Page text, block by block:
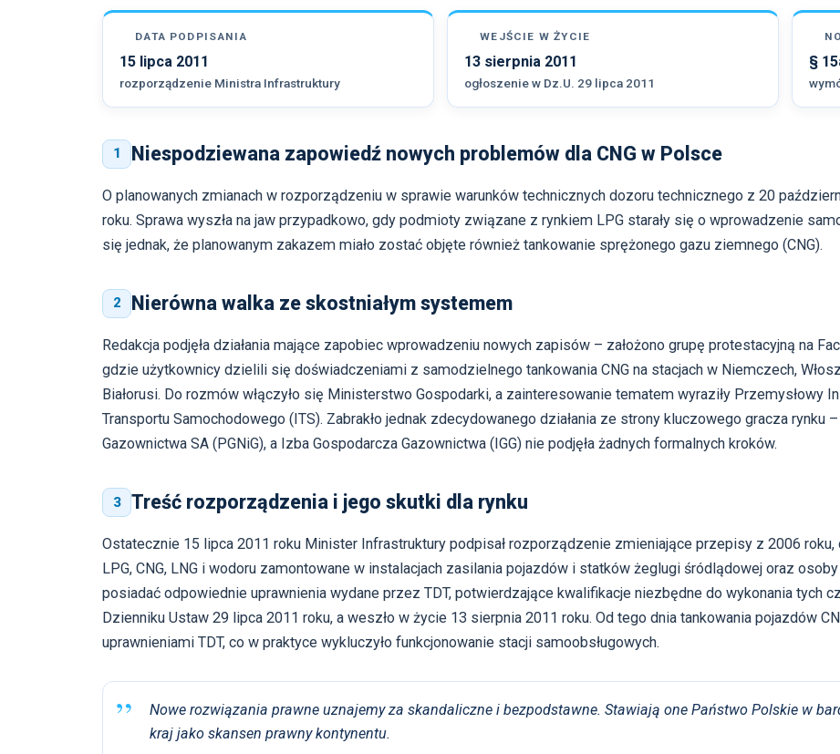
DATA PODPISANIA
15 lipca 2011
rozporządzenie Ministra Infrastruktury
WEJŚCIE W ŻYCIE
13 sierpnia 2011
ogłoszenie w Dz.U. 29 lipca 2011
§
1 Niespodziewana zapowiedź nowych problemów dla CNG w Polsce
O planowanych zmianach w rozporządzeniu w sprawie warunków technicznych dozoru technicznego z 20
roku. Sprawa wyszła na jaw przypadkowo, gdy podmioty związane z rynkiem LPG starały się o wprowadzenie
się jednak, że planowanym zakazem miało zostać objęte również tankowanie sprężonego gazu ziemnego (CNG).
2 Nierówna walka ze skostniałym systemem
Redakcja podjęła działania mające zapobiec wprowadzeniu nowych zapisów – założono grupę protestacyjną na
gdzie użytkownicy dzielili się doświadczeniami z samodzielnego tankowania CNG na stacjach w Niemczech,
Białorusi. Do rozmów włączyło się Ministerstwo Gospodarki, a zainteresowanie tematem wyraziły Przemysłowy
Transportu Samochodowego (ITS). Zabrakło jednak zdecydowanego działania ze strony kluczowego gracza rynku
Gazownictwa SA (PGNiG), a Izba Gospodarcza Gazownictwa (IGG) nie podjęła żadnych formalnych kroków.
3 Treść rozporządzenia i jego skutki dla rynku
Ostatecznie 15 lipca 2011 roku Minister Infrastruktury podpisał rozporządzenie zmieniające przepisy z 2006 roku,
LPG, CNG, LNG i wodoru zamontowane w instalacjach zasilania pojazdów i statków żeglugi śródlądowej oraz
posiadać odpowiednie uprawnienia wydane przez TDT, potwierdzające kwalifikacje niezbędne do wykonania tych
Dzienniku Ustaw 29 lipca 2011 roku, a weszło w życie 13 sierpnia 2011 roku. Od tego dnia tankowania pojazdów
uprawnieniami TDT, co w praktyce wykluczyło funkcjonowanie stacji samoobsługowych.
Nowe rozwiązania prawne uznajemy za skandaliczne i bezpodstawne. Stawiają one Państwo Polskie w
kraj jako skansen prawny kontynentu.